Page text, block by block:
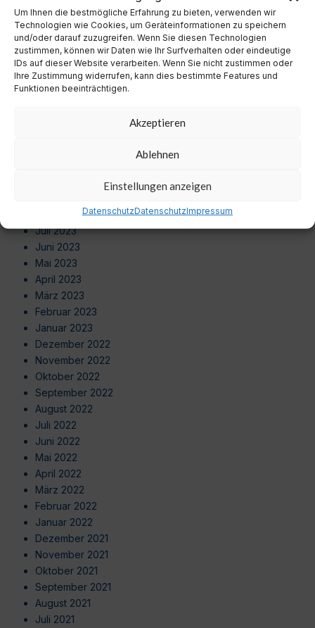
Um Ihnen die bestmögliche Erfahrung zu bieten, verwenden wir
Technologien wie Cookies, um Geräteinformationen zu speichern
und/oder darauf zuzugreifen. Wenn Sie diesen Technologien
zustimmen, können wir Daten wie Ihr Surfverhalten oder eindeutige
IDs auf dieser Website verarbeiten. Wenn Sie nicht zustimmen oder
Ihre Zustimmung widerrufen, kann dies bestimmte Features und
Funktionen beeinträchtigen.
Akzeptieren
Ablehnen
Einstellungen anzeigen
DatenschutzDatenschutzImpressum
August 2024
Juli 2024
Juni 2024
Mai 2024
April 2024
August 2023
Juli 2023
Juni 2023
Mai 2023
April 2023
März 2023
Februar 2023
Januar 2023
Dezember 2022
November 2022
Oktober 2022
September 2022
August 2022
Juli 2022
Juni 2022
Mai 2022
April 2022
März 2022
Februar 2022
Januar 2022
Dezember 2021
November 2021
Oktober 2021
September 2021
August 2021
Juli 2021